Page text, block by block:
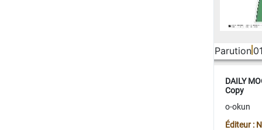
Parution
DAILY
Copy
o-okun
Éditeur :